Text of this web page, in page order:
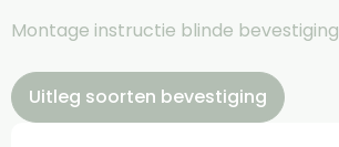
Montage instructie blinde bevestiging
Uitleg soorten bevestiging